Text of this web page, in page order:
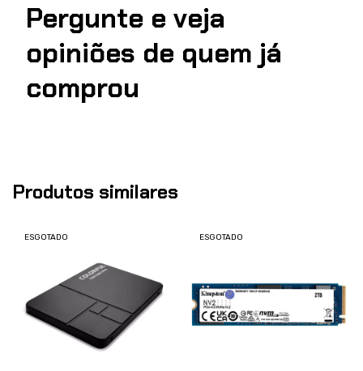
Pergunte e veja
opiniões de quem j
comprou
Produtos similares
ESGOTADO ESGOTADO